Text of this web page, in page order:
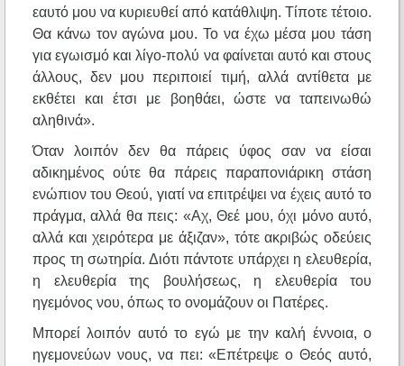
εαυτό μου να κυριευθεί από κατάθλιψη. Τίποτε τέτοιο.
Θα κάνω τον αγώνα μου. Το να έχω μέσα μου τάση
για εγωισμό και λίγο-πολύ να φαίνεται αυτό και στους
άλλους, δεν μου περιποιεί τιμή, αλλά αντίθετα με
εκθέτει και έτσι με βοηθάει, ώστε να ταπεινωθώ
αληθινά».
Όταν λοιπόν δεν θα πάρεις ύφος σαν να είσαι
αδικημένος ούτε θα πάρεις παραπονιάρικη στάση
ενώπιον του Θεού, γιατί να επιτρέψει να έχεις αυτό το
πράγμα, αλλά θα πεις: «Αχ, Θεέ μου, όχι μόνο αυτό,
αλλά και χειρότερα με άξιζαν», τότε ακριβώς οδεύεις
προς τη σωτηρία. Διότι πάντοτε υπάρχει η ελευθερία,
η ελευθερία της βουλήσεως, η ελευθερία του
ηγεμόνος νου, όπως το ονομάζουν οι Πατέρες.
Μπορεί λοιπόν αυτό το εγώ με την καλή έννοια, ο
ηγεμονεύων νους, να πει: «Επέτρεψε ο Θεός αυτό,